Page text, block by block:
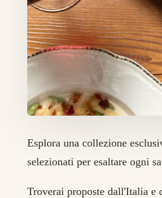
Esplora una collezione
selezionati per esaltare ogni
Troverai proposte dall'Italia e